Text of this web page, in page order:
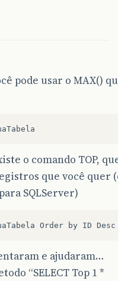
pode usar o MAX()
o comando TOP,
que você quer
SQLServer)
Order by ID Desc
e ajudaram…
“SELECT Top 1 *